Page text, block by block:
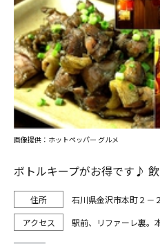
ボトルキープがお得です♪
石川県金沢市本町２
駅前、リファーレ裏。
画像提供：ホットペッパー グルメ